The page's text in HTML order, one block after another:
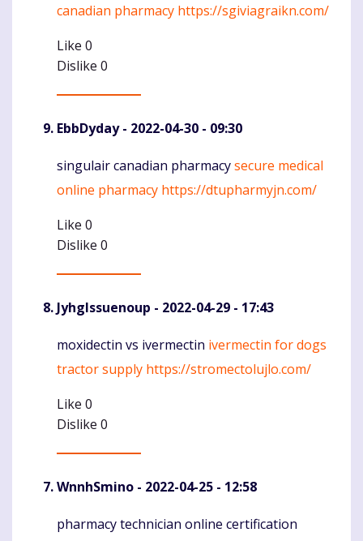
canadian pharmacy https://sgiviagraikn.com/
Like 0
Dislike 0
EbbDyday- 2022-04-30 - 09:30
Komentaras
singulair canadian pharmacysecure medical
online pharmacy https://dtupharmyjn.com/
Like 0
Dislike 0
JyhgIssuenoup - 2022-04-29 - 17:43
Komentaras
moxidectin vs ivermectin ivermectin for dogs
tractor supply https://stromectolujlo.com/
Like 0
Dislike 0
WnnhSmino - 2022-04-25 - 12:58
Komentaras
pharmacy technician online certification